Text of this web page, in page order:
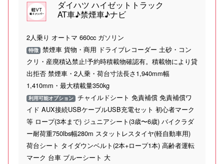
ダイハツ ハイゼットトラック
AT車♪禁煙車♪ナビ
2人乗り オートマ 660cc ガソリン
特徴 禁煙車 貨物・商用 ドライブレコーダー 土砂・コン
クリ・産廃積込禁止!予約時積載物確認有。積載物により貸
出拒否 禁煙車・2人乗・荷台寸法長さ1,940mm幅
1,410mm・最大積載量350kg
利用可能オプション チャイルドシート 免責補償 免責補償ワ
イド AUX接続USBケーブルUSB充電セット 初心者マーク
等 ロープ(3本まで) ジュニアシート(3歳〜6歳) バイクラダ
ー耐荷重750lbs幅280m スタットレスタイヤ(軽自動車用)
荷台シート タイダウンベルト(2本+ロープ1本) 高齢者運転
マーク 台車 ブルーシート 大